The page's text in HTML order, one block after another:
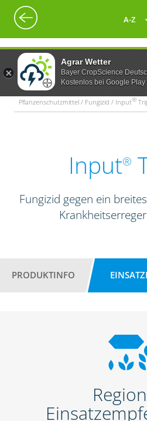
Agrar Wetter
Bayer CropScience
Kostenlos bei Google Play
A-Z
Pflanzenschutzmittel / Fungizid / Input®
Input®
Fungizid gegen ein
PRODUKTINFO